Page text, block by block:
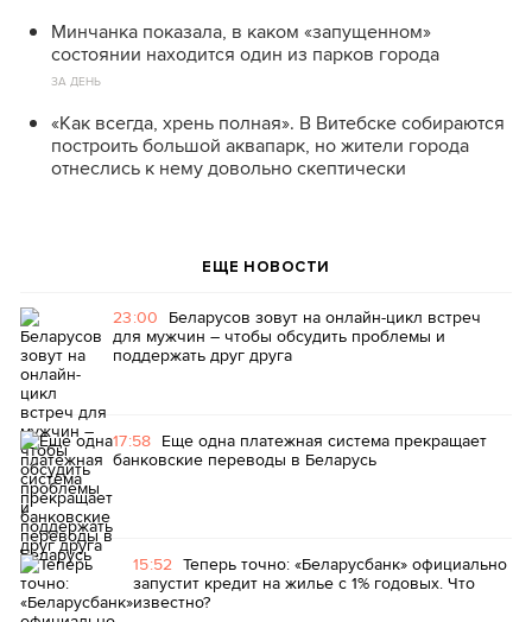
Минчанка показала, в каком «запущенном»
состоянии находится один из парков города
ЗА ДЕНЬ
«Как всегда, хрень полная». В Витебске собираются
построить большой аквапарк, но жители города
отнеслись к нему довольно скептически
ЕЩЕ НОВОСТИ
23:00 Беларусов зовут на онлайн-цикл встреч
для мужчин – чтобы обсудить проблемы и
поддержать друг друга
17:58 Еще одна платежная система прекращает
банковские переводы в Беларусь
15:52 Теперь точно: «Беларусбанк» официально
запустит кредит на жилье с 1% годовых. Что
известно?